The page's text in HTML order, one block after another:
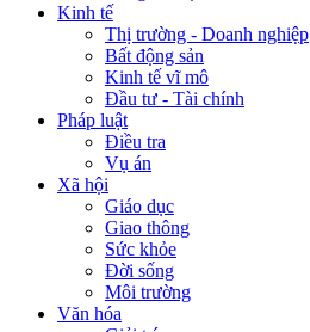
Kinh tế
Thị trường - Doanh nghiệp
Bất động sản
Kinh tế vĩ mô
Đầu tư - Tài chính
Pháp luật
Điều tra
Vụ án
Xã hội
Giáo dục
Giao thông
Sức khỏe
Đời sống
Môi trường
Văn hóa